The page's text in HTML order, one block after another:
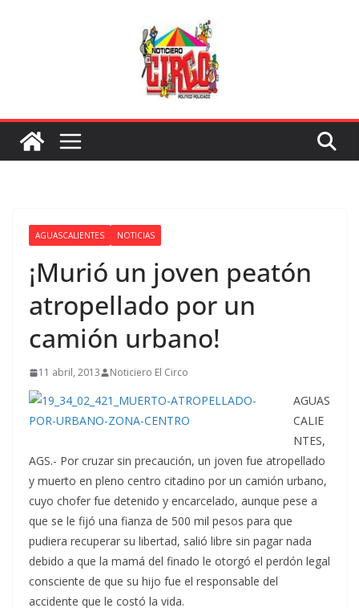
AGUASCALIENTES NOTICIAS
¡Murió un joven peatón
atropellado por un
camión urbano!
11 abril, 2013 Noticiero El Circo
AGUAS
CALIE
NTES,
AGS.- Por cruzar sin precaución, un joven fue atropellado
y muerto en pleno centro citadino por un camión urbano,
cuyo chofer fue detenido y encarcelado, aunque pese a
que se le fijó una fianza de 500 mil pesos para que
pudiera recuperar su libertad, salió libre sin pagar nada
debido a que la mamá del finado le otorgó el perdón legal
consciente de que su hijo fue el responsable del
accidente que le costó la vida.